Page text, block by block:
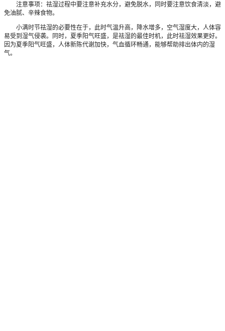
注意事项：祛湿过程中要注意补充水分，避免脱水，同时要注意饮食清淡，避
免油腻、辛辣食物。
小满时节祛湿的必要性在于，此时气温升高，降水增多，空气湿度大，人体容
易受到湿气侵袭。同时，夏季阳气旺盛，是祛湿的最佳时机，此时祛湿效果更好。
因为夏季阳气旺盛，人体新陈代谢加快，气血循环畅通，能够帮助排出体内的湿
气。